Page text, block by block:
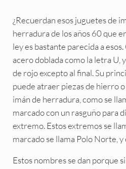
¿Recuerdan esos juguetes de
herradura de los años 60 que
ley es bastante parecida a
acero doblada como la letra U,
de rojo excepto al final. Su
puede atraer piezas de hierro
imán de herradura, como se
marcado con un rasguño para
extremo. Estos extremos se
marcado se llama Polo Norte,
Estos nombres se dan porque